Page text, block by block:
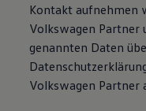
Kontakt aufnehmen
Volkswagen Partner
genannten Daten
Volkswagen Partner